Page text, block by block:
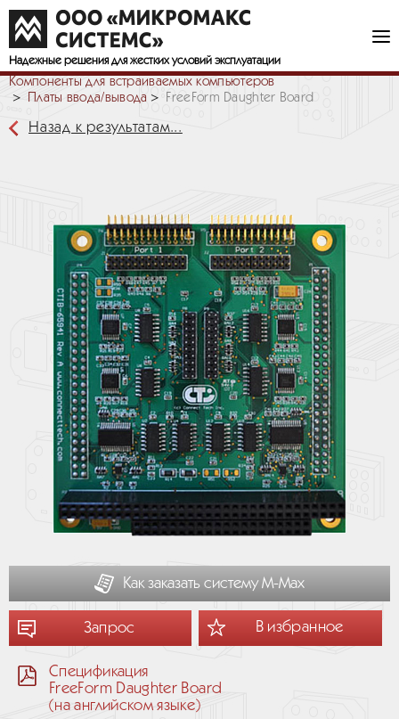
Надежные решения для жестких условий эксплуатации
Компоненты для встраиваемых компьютеров
Платы ввода/вывода
FreeForm Daughter Board
Назад к результатам...
Как заказать систему М-Мах
Запрос В избранное
Спецификация
FreeForm Daughter Board
(на английском языке)